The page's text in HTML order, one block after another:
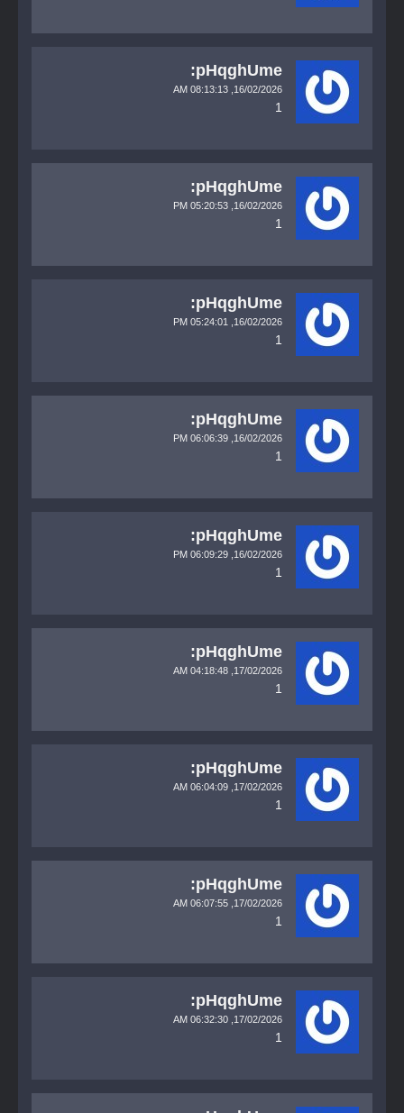
pHqghUme:
16/02/2026,
08:13:13 AM
1
pHqghUme:
16/02/2026,
05:20:53 PM
1
pHqghUme:
16/02/2026,
05:24:01 PM
1
pHqghUme:
16/02/2026,
06:06:39 PM
1
pHqghUme:
16/02/2026,
06:09:29 PM
1
pHqghUme:
17/02/2026,
04:18:48 AM
1
pHqghUme:
17/02/2026,
06:04:09 AM
1
pHqghUme:
17/02/2026,
06:07:55 AM
1
pHqghUme:
17/02/2026,
06:32:30 AM
1